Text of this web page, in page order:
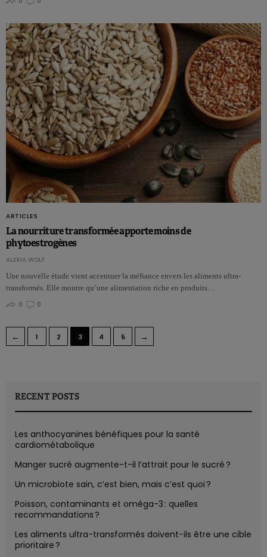
ARTICLES
La nourriture transformée apporte moins de
phytoestrogènes
ALEXIA WOLF
Une nouvelle étude vient accentuer la méfiance envers les aliments ultra-
transformés. Elle montre qu’une alimentation riche en produits…
0
0
← 1 2 3 4 5 →
RECENT POSTS
Les anthocyanines bénéfiques pour la santé
cardiométabolique
Manger sucré augmente-t-il l’attrait pour le sucré ?
Un microbiote sain, c’est bien, mais c’est quoi ?
Poisson, contaminants et oméga-3 : quelles
recommandations ?
Les aliments ultra-transformés doivent-ils être une cible
prioritaire ?